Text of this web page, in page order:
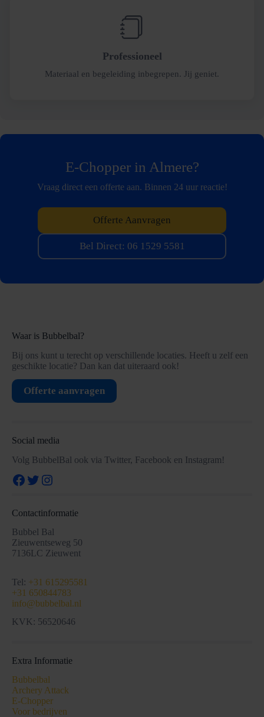
Professioneel
Materiaal en begeleiding inbegrepen. Jij geniet.
E-Chopper in Almere?
Vraag direct een offerte aan. Binnen 24 uur reactie!
Offerte Aanvragen
Bel Direct: 06 1529 5581
Waar is Bubbelbal?
Bij ons kunt u terecht op verschillende locaties. Heeft u zelf een
geschikte locatie? Dan kan dat uiteraard ook!
Offerte aanvragen
Social media
Volg BubbelBal ook via Twitter, Facebook en Instagram!
Facebook
Twitter
Instagram
Contactinformatie
Bubbel Bal
Zieuwentseweg 50
7136LC Zieuwent
Tel: +31 615295581
+31 650844783
info@bubbelbal.nl
KVK: 56520646
Extra Informatie
Bubbelbal
Archery Attack
E-Chopper
Voor bedrijven